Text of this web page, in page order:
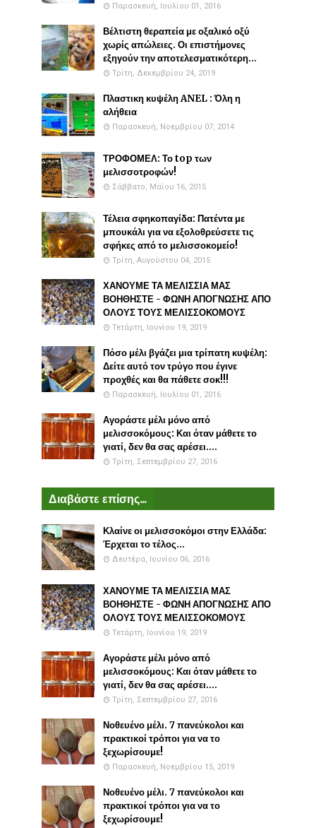
Παρασκευή, Ιουλίου 01, 2016
Βέλτιστη θεραπεία με οξαλικό οξύ
χωρίς απώλειες. Οι επιστήμονες
εξηγούν την αποτελεσματικότερη...
Τρίτη, Δεκεμβρίου 24, 2019
Πλαστικη κυψέλη ANEL : Όλη η
αλήθεια
Παρασκευή, Νοεμβρίου 07, 2014
ΤΡΟΦΟΜΕΛ: Το top των
μελισσοτροφών!
Σάββατο, Μαΐου 16, 2015
Τέλεια σφηκοπαγίδα: Πατέντα με
μπουκάλι για να εξολοθρεύσετε τις
σφήκες από το μελισσοκομείο!
Τρίτη, Αυγούστου 04, 2015
ΧΑΝΟΥΜΕ ΤΑ ΜΕΛΙΣΣΙΑ ΜΑΣ
ΒΟΗΘΗΣΤΕ - ΦΩΝΗ ΑΠΟΓΝΩΣΗΣ ΑΠΟ
ΟΛΟΥΣ ΤΟΥΣ ΜΕΛΙΣΣΟΚΟΜΟΥΣ
Τετάρτη, Ιουνίου 19, 2019
Πόσο μέλι βγάζει μια τρίπατη κυψέλη:
Δείτε αυτό τον τρύγο που έγινε
προχθές και θα πάθετε σοκ!!!
Παρασκευή, Ιουλίου 01, 2016
Αγοράστε μέλι μόνο από
μελισσοκόμους: Και όταν μάθετε το
γιατί, δεν θα σας αρέσει....
Τρίτη, Σεπτεμβρίου 27, 2016
Διαβάστε επίσης...
Κλαίνε οι μελισσοκόμοι στην Ελλάδα:
Έρχεται το τέλος...
Δευτέρα, Ιουνίου 06, 2016
ΧΑΝΟΥΜΕ ΤΑ ΜΕΛΙΣΣΙΑ ΜΑΣ
ΒΟΗΘΗΣΤΕ - ΦΩΝΗ ΑΠΟΓΝΩΣΗΣ ΑΠΟ
ΟΛΟΥΣ ΤΟΥΣ ΜΕΛΙΣΣΟΚΟΜΟΥΣ
Τετάρτη, Ιουνίου 19, 2019
Αγοράστε μέλι μόνο από
μελισσοκόμους: Και όταν μάθετε το
γιατί, δεν θα σας αρέσει....
Τρίτη, Σεπτεμβρίου 27, 2016
Νοθευένο μέλι. 7 πανεύκολοι και
πρακτικοί τρόποι για να το
ξεχωρίσουμε!
Παρασκευή, Νοεμβρίου 15, 2019
Νοθευένο μέλι. 7 πανεύκολοι και
πρακτικοί τρόποι για να το
ξεχωρίσουμε!